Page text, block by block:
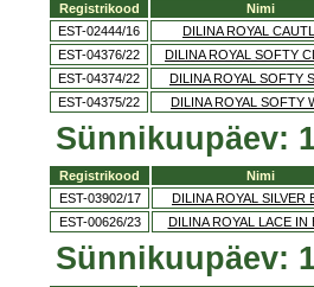
Registrikood Nimi
EST-02444/16
DILINA ROYAL
EST-04376/22
DILINA ROYAL SOFTY
EST-04374/22
DILINA ROYAL SOFTY
EST-04375/22
DILINA ROYAL SOFTY
Sünnikuupäev:
Registrikood Nimi
EST-03902/17
DILINA ROYAL SILVER
EST-00626/23
DILINA ROYAL LACE IN
Sünnikuupäev: